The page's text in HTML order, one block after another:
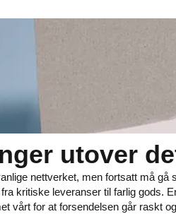
utover
nettverket, men fortsatt må
kritiske leveranser til farlig gods.
vårt for at forsendelsen går raskt